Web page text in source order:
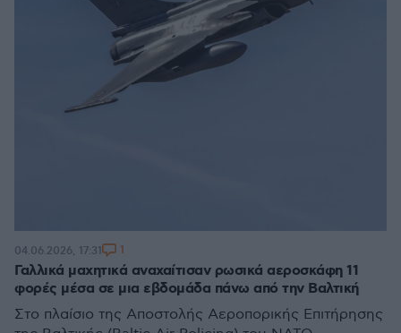
Γαλλικά μαχητικά αναχαίτισαν ρωσικά αεροσκάφη 11
φορές μέσα σε μια εβδομάδα πάνω από την Βαλτική
Στο πλαίσιο της Αποστολής Αεροπορικής Επιτήρησης
04.06.2026, 17:31 1